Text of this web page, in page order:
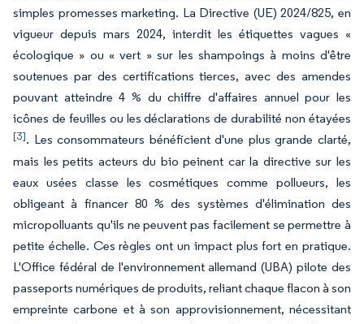
simples promesses marketing. La Directive (UE) 2024/825, en
vigueur depuis mars 2024, interdit les étiquettes vagues «
écologique » ou « vert » sur les shampoings à moins d'être
soutenues par des certifications tierces, avec des amendes
pouvant atteindre 4 % du chiffre d'affaires annuel pour les
icônes de feuilles ou les déclarations de durabilité non étayées
[3]. Les consommateurs bénéficient d'une plus grande clarté,
mais les petits acteurs du bio peinent car la directive sur les
eaux usées classe les cosmétiques comme pollueurs, les
obligeant à financer 80 % des systèmes d'élimination des
micropolluants qu'ils ne peuvent pas facilement se permettre à
petite échelle. Ces règles ont un impact plus fort en pratique.
L'Office fédéral de l'environnement allemand (UBA) pilote des
passeports numériques de produits, reliant chaque flacon à son
empreinte carbone et à son approvisionnement, nécessitant